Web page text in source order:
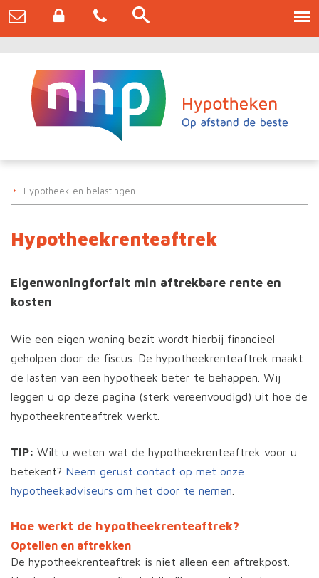
Hypotheek en belastingen
Hypotheekrenteaftrek
Eigenwoningforfait min aftrekbare rente en
kosten
Wie een eigen woning bezit wordt hierbij financieel
geholpen door de fiscus. De hypotheekrenteaftrek maakt
de lasten van een hypotheek beter te behappen. Wij
leggen u op deze pagina (sterk vereenvoudigd) uit hoe de
hypotheekrenteaftrek werkt.
TIP: Wilt u weten wat de hypotheekrenteaftrek voor u
betekent? Neem gerust contact op met onze
hypotheekadviseurs om het door te nemen
Hoe werkt de hypotheekrenteaftrek?
Optellen en aftrekken
De hypotheekrenteaftrek is niet alleen een aftrekpost.